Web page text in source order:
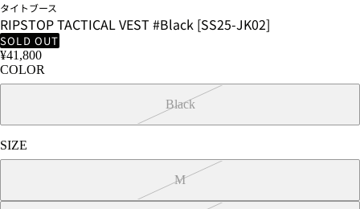
タイトブース
RIPSTOP TACTICAL VEST #Black [SS25-JK02]
SOLD OUT
¥41,800
COLOR
Black
SIZE
M